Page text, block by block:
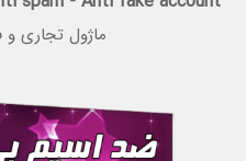
ماژول تجاری